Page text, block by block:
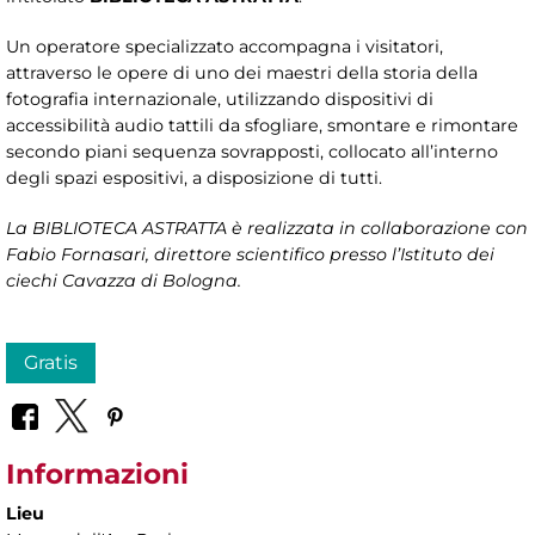
Un operatore specializzato accompagna i visitatori,
attraverso le opere di uno dei maestri della storia della
fotografia internazionale, utilizzando dispositivi di
accessibilità audio tattili da sfogliare, smontare e rimontare
secondo piani sequenza sovrapposti, collocato all’interno
degli spazi espositivi, a disposizione di tutti.
La BIBLIOTECA ASTRATTA è realizzata in collaborazione con
Fabio Fornasari, direttore scientifico presso l’Istituto dei
ciechi Cavazza di Bologna.
Gratis
Informazioni
Lieu